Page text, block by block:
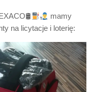
mamy
na licytacje i loterię: